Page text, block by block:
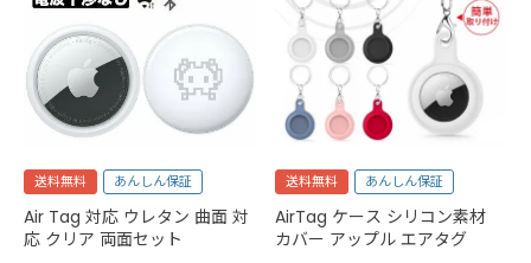
送料無料 あんしん保証
Air Tag 対応 ウレタン 曲面 対
応 クリア 両面セット
送料無料 あんしん保証
AirTag ケース シリコン素材
カバー アップル エアタグ